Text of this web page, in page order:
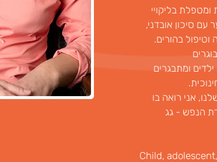
ומטפלת בליקויי
סיכון אובדני,
בהורים.
ומתבגרים
אני רואה בו
הנפש - גג
Child,